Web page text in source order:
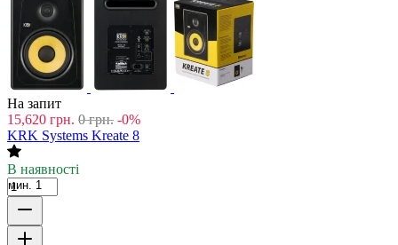
На запит
15,620 грн. 0 грн. -0%
KRK Systems Kreate 8
В наявності
мин. 1